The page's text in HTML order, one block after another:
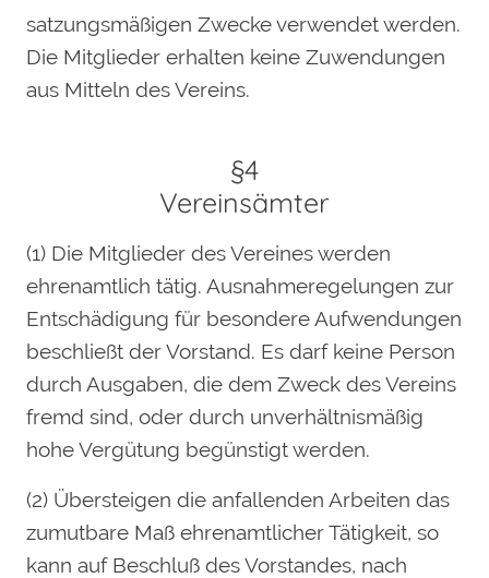
satzungsmäßigen Zwecke verwendet werden.
Die Mitglieder erhalten keine Zuwendungen
aus Mitteln des Vereins.
§4
Vereinsämter
(1) Die Mitglieder des Vereines werden
ehrenamtlich tätig. Ausnahmeregelungen zur
Entschädigung für besondere Aufwendungen
beschließt der Vorstand. Es darf keine Person
durch Ausgaben, die dem Zweck des Vereins
fremd sind, oder durch unverhältnismäßig
hohe Vergütung begünstigt werden.
(2) Übersteigen die anfallenden Arbeiten das
zumutbare Maß ehrenamtlicher Tätigkeit, so
kann auf Beschluß des Vorstandes, nach